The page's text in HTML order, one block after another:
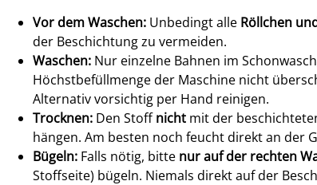
Vor dem Waschen: Unbedingt alle Röllchen
der Beschichtung zu vermeiden.
Waschen: Nur einzelne Bahnen im
Höchstbefüllmenge der Maschine nicht
Alternativ vorsichtig per Hand reinigen.
Trocknen: Den Stoffnicht mit der
hängen. Am besten noch feucht direkt an der
Bügeln: Falls nötig, bitte nur auf der rechten
Stoffseite) bügeln. Niemals direkt auf der